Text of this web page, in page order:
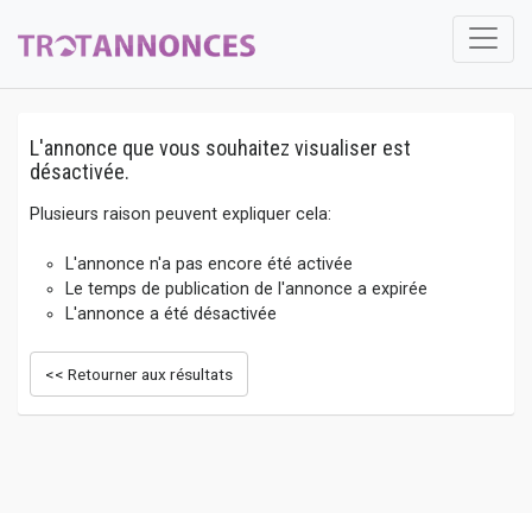
L'annonce que vous souhaitez visualiser est
désactivée.
Plusieurs raison peuvent expliquer cela:
L'annonce n'a pas encore été activée
Le temps de publication de l'annonce a expirée
L'annonce a été désactivée
<< Retourner aux résultats